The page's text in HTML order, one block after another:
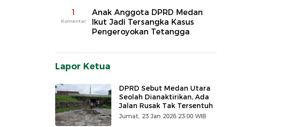
1
Komentar
Anak Anggota DPRD Medan
Ikut Jadi Tersangka Kasus
Pengeroyokan Tetangga
Lapor Ketua
DPRD Sebut Medan Utara
Seolah Dianaktirikan, Ada
Jalan Rusak Tak Tersentuh
Jumat, 23 Jan 2026 23:00 WIB